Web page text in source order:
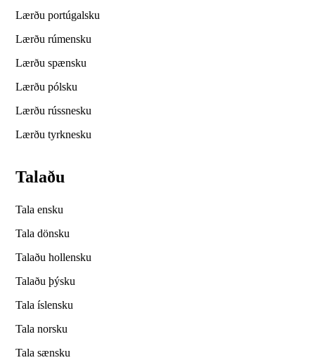
Lærðu portúgalsku
Lærðu rúmensku
Lærðu spænsku
Lærðu pólsku
Lærðu rússnesku
Lærðu tyrknesku
Talaðu
Tala ensku
Tala dönsku
Talaðu hollensku
Talaðu þýsku
Tala íslensku
Tala norsku
Tala sænsku